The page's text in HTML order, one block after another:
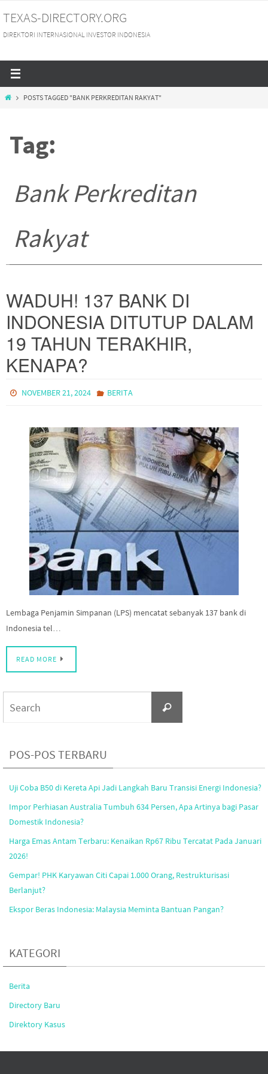
to
content
TEXAS-DIRECTORY.ORG
DIREKTORI INTERNASIONAL INVESTOR INDONESIA
HOMEPOSTS TAGGED "BANK PERKREDITAN RAKYAT"
Tag:
Bank Perkreditan
Rakyat
WADUH! 137 BANK DI
INDONESIA DITUTUP DALAM
19 TAHUN TERAKHIR,
KENAPA?
NOVEMBER 21, 2024 BERITA
Lembaga Penjamin Simpanan (LPS) mencatat sebanyak 137 bank di
Indonesia tel…
READ MORE
Search
POS-POS TERBARU
Uji Coba B50 di Kereta Api Jadi Langkah Baru Transisi Energi Indonesia?
Impor Perhiasan Australia Tumbuh 634 Persen, Apa Artinya bagi Pasar
Domestik Indonesia?
Harga Emas Antam Terbaru: Kenaikan Rp67 Ribu Tercatat Pada Januari
2026!
Gempar! PHK Karyawan Citi Capai 1.000 Orang, Restrukturisasi
Berlanjut?
Ekspor Beras Indonesia: Malaysia Meminta Bantuan Pangan?
KATEGORI
Berita
Directory Baru
Direktory Kasus